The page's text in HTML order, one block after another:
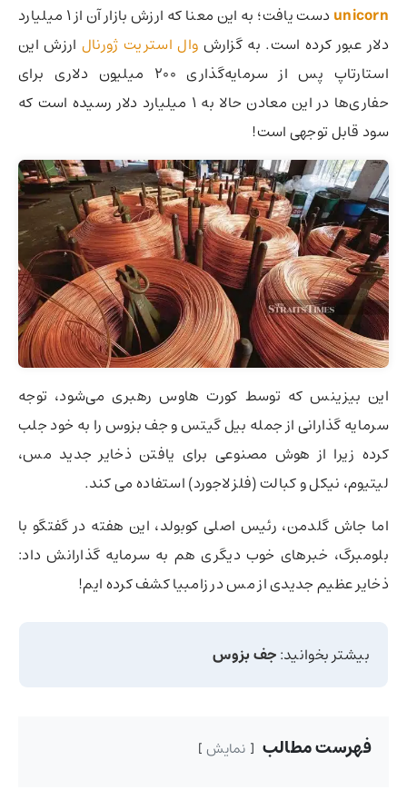
unicorn
دست یافت؛‌ به این معنا که ارزش بازار آن از ۱ میلیارد
دلار عبور کرده است. به گزارش وال استریت ژورنال ارزش این
استارتاپ پس از سرمایه‌گذاری 200 میلیون دلاری برای
حفاری‌ها در این معادن حالا به ۱ میلیارد دلار رسیده است که
سود قابل توجهی است!
این بیزینس که توسط کورت هاوس رهبری می‌شود، توجه
سرمایه گذارانی از جمله بیل گیتس و جف بزوس را به خود جلب
کرده زیرا از هوش مصنوعی برای یافتن ذخایر جدید مس،
لیتیوم، نیکل و کبالت (فلز لاجورد) استفاده می کند.
اما جاش گلدمن، رئیس اصلی کوبولد، این هفته در گفتگو با
بلومبرگ، خبرهای خوب دیگری هم به سرمایه گذارانش داد:
ذخایر عظیم جدیدی از مس در زامبیا کشف کرده ایم!
بیشتر بخوانید:جف بزوس
فهرست مطالب نمایش